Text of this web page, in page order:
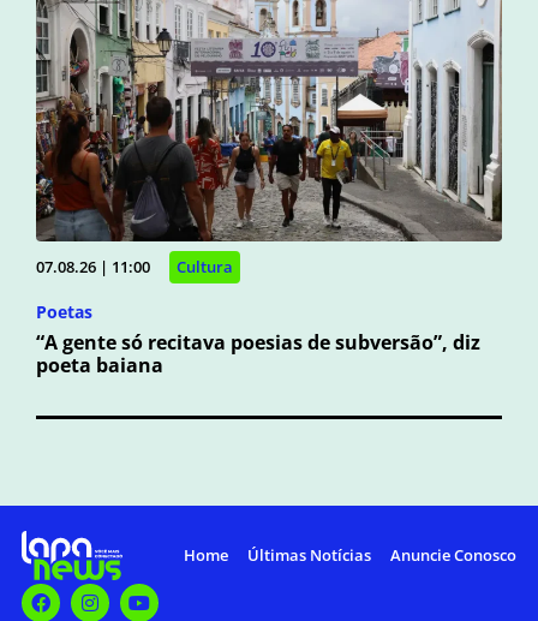
07.08.26 | 11:00 Cultura
Poetas
“A gente só recitava poesias de subversão”, diz
poeta baiana
Home Últimas Notícias Anuncie Conosco